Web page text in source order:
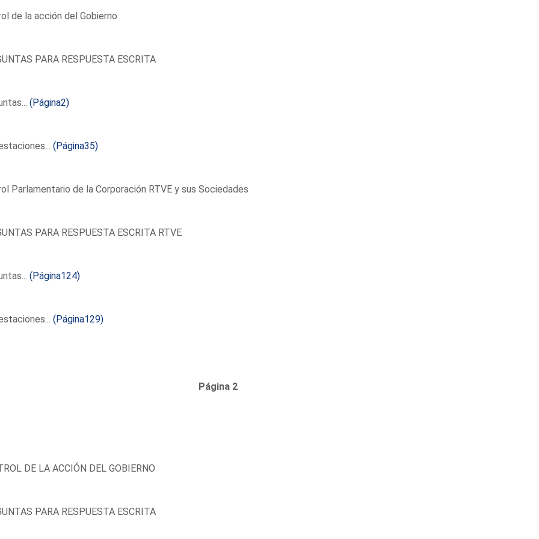
de la acción del Gobierno
PARA RESPUESTA ESCRITA
(Página2)
(Página35)
Parlamentario de la Corporación RTVE y sus Sociedades
PARA RESPUESTA ESCRITA RTVE
(Página124)
(Página129)
Página 2
DE LA ACCIÓN DEL GOBIERNO
PARA RESPUESTA ESCRITA